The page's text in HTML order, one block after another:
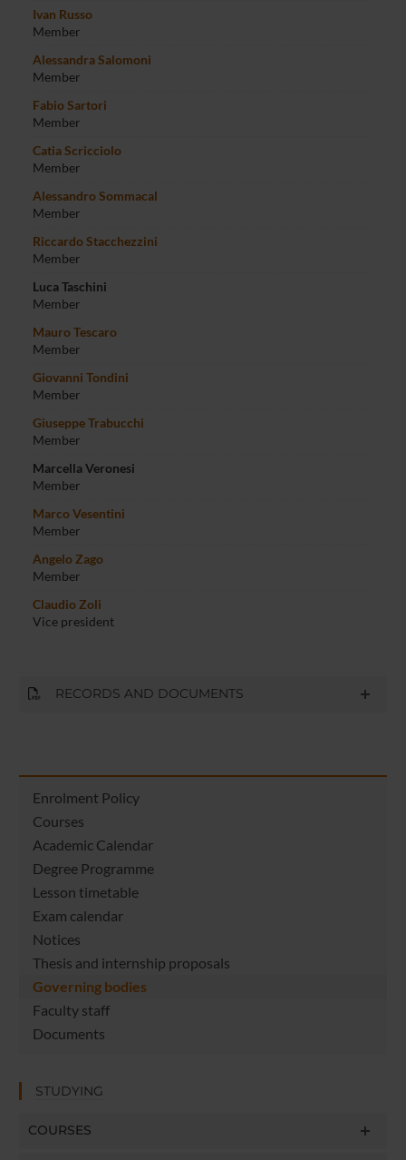
Ivan Russo
Member
Alessandra Salomoni
Member
Fabio Sartori
Member
Catia Scricciolo
Member
Alessandro Sommacal
Member
Riccardo Stacchezzini
Member
Luca Taschini
Member
Mauro Tescaro
Member
Giovanni Tondini
Member
Giuseppe Trabucchi
Member
Marcella Veronesi
Member
Marco Vesentini
Member
Angelo Zago
Member
Claudio Zoli
Vice president
RECORDS AND DOCUMENTS
Enrolment Policy
Courses
Academic Calendar
Degree Programme
Lesson timetable
Exam calendar
Notices
Thesis and internship proposals
Governing bodies
Faculty staff
Documents
STUDYING
COURSES